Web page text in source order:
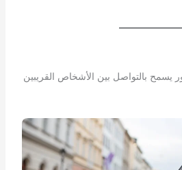
بالتواصل بين الأشخاص القريبين